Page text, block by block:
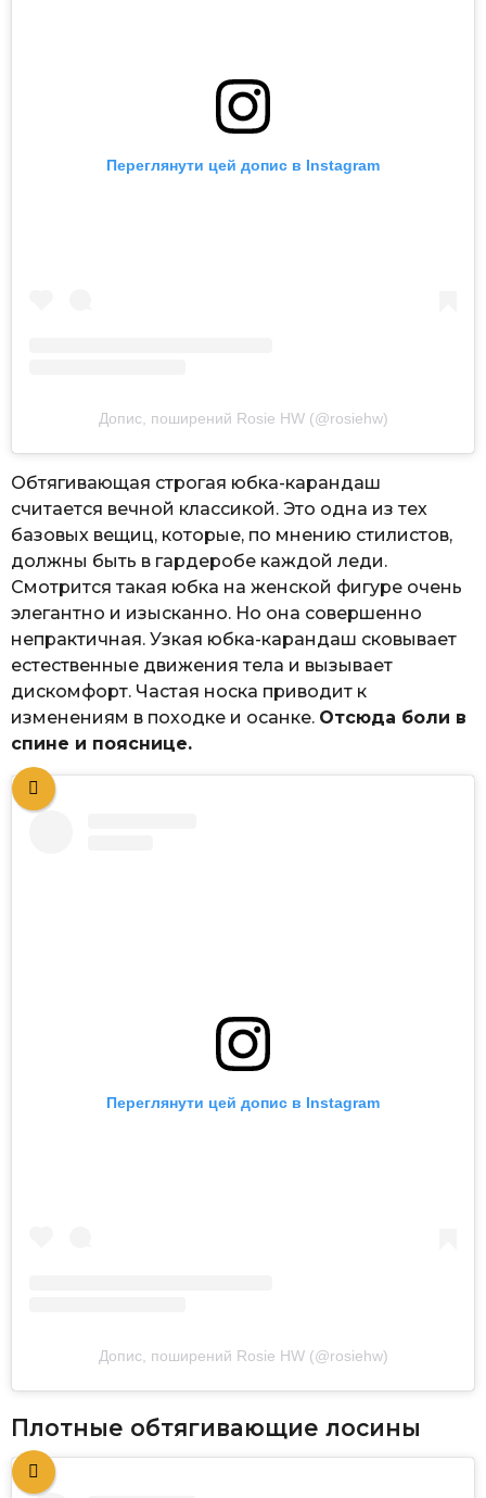
Переглянути цей допис в Instagram
Допис, поширений Rosie HW (@rosiehw)
Обтягивающая строгая юбка-карандаш
считается вечной классикой. Это одна из тех
базовых вещиц, которые, по мнению стилистов,
должны быть в гардеробе каждой леди.
Смотрится такая юбка на женской фигуре очень
элегантно и изысканно. Но она совершенно
непрактичная. Узкая юбка-карандаш сковывает
естественные движения тела и вызывает
дискомфорт. Частая носка приводит к
изменениям в походке и осанке. Отсюда боли в
спине и пояснице.
Переглянути цей допис в Instagram
Допис, поширений Rosie HW (@rosiehw)
Плотные обтягивающие лосины